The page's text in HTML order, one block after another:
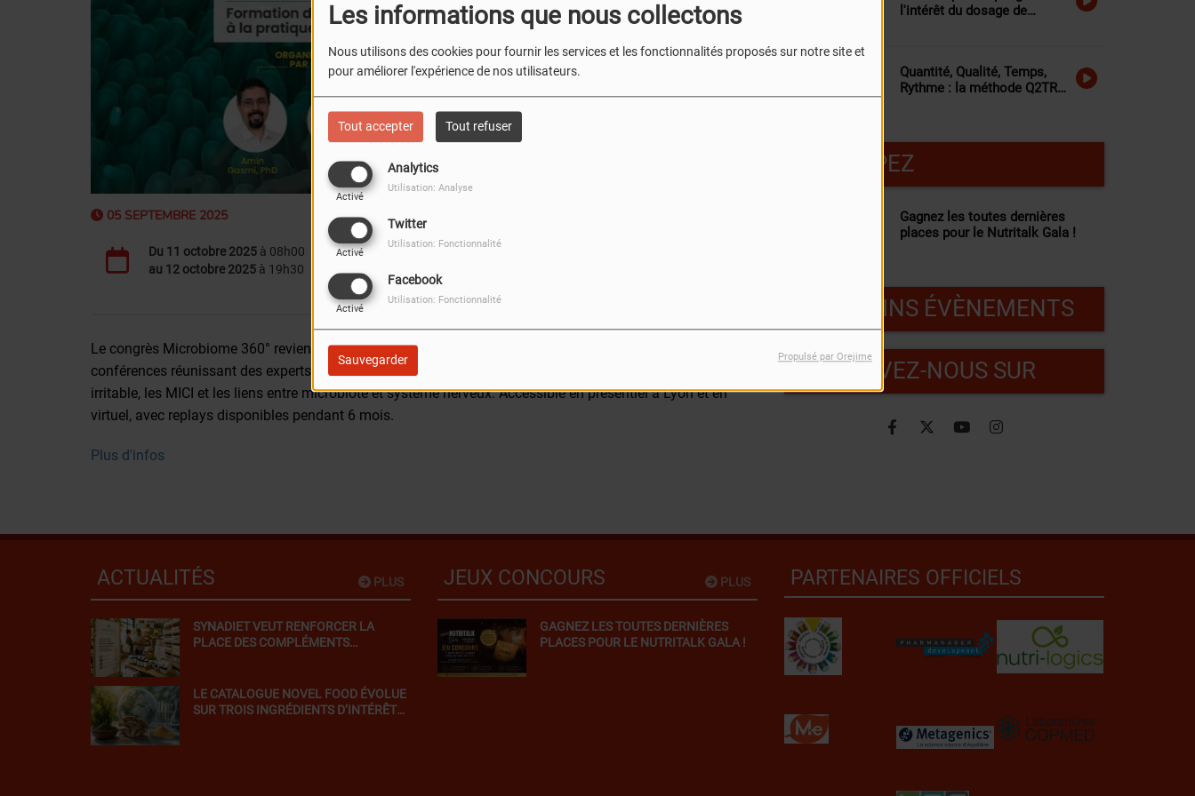
Les informations que nous collectons
Nous utilisons des cookies pour fournir les services et les fonctionnalités proposés sur notre site et
pour améliorer l'expérience de nos utilisateurs.
Tout accepter Tout refuser
Analytics
Activé
Utilisation: Analyse
Twitter
Activé
Utilisation: Fonctionnalité
Facebook
Activé
Utilisation: Fonctionnalité
Sauvegarder Propulsé par Orejime
05 SEPTEMBRE 2025
Du 11 octobre 2025 à 08h00
au 12 octobre 2025 à 19h30
L’Embarcadère
Le congrès Microbiome 360° revient avec une édition consacrée à la neuro-digestion. Deux journées de
conférences réunissant des experts internationaux pour faire le point sur le SIBO, le syndrome de l’intestin
irritable, les MICI et les liens entre microbiote et système nerveux. Accessible en présentiel à Lyon et en
virtuel, avec replays disponibles pendant 6 mois.
Plus d'infos
l'intérêt du dosage de
Quantité, Qualité, Temps,
Rythme : la méthode Q2TR
PARTICIPEZ
Gagnez les toutes dernières
places pour le Nutritalk Gala !
PROCHAINS ÉVÈNEMENTS
RETROUVEZ-NOUS SUR
PLUS
ACTUALITÉS
SYNADIET VEUT RENFORCER LA
PLACE DES COMPLÉMENTS
LE CATALOGUE NOVEL FOOD ÉVOLUE
SUR TROIS INGRÉDIENTS D’INTÉRÊT
PLUS
JEUX CONCOURS
GAGNEZ LES TOUTES DERNIÈRES
PLACES POUR LE NUTRITALK GALA !
PARTENAIRES OFFICIELS